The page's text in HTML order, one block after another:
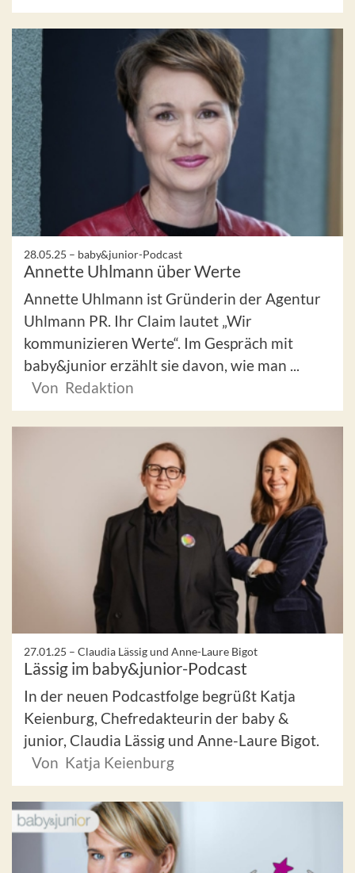
28.05.25 – baby&junior-Podcast
Annette Uhlmann über Werte
Annette Uhlmann ist Gründerin der Agentur
Uhlmann PR. Ihr Claim lautet „Wir
kommunizieren Werte“. Im Gespräch mit
baby&junior erzählt sie davon, wie man ...
Von Redaktion
27.01.25 – Claudia Lässig und Anne-Laure Bigot
Lässig im baby&junior-Podcast
In der neuen Podcastfolge begrüßt Katja
Keienburg, Chefredakteurin der baby &
junior, Claudia Lässig und Anne-Laure Bigot.
Von Katja Keienburg